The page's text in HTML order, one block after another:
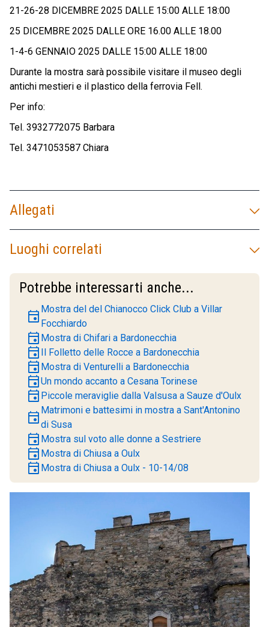
21-26-28 DICEMBRE 2025 DALLE 15:00 ALLE 18:00
25 DICEMBRE 2025 DALLE ORE 16.00 ALLE 18.00
1-4-6 GENNAIO 2025 DALLE 15:00 ALLE 18:00
Durante la mostra sarà possibile visitare il museo degli
antichi mestieri e il plastico della ferrovia Fell.
Per info:
Tel. 3932772075 Barbara
Tel. 3471053587 Chiara
Allegati
Luoghi correlati
Potrebbe interessarti anche...
event Mostra del del Chianocco Click Club a Villar
Focchiardo
event Mostra di Chifari a Bardonecchia
event Il Folletto delle Rocce a Bardonecchia
event Mostra di Venturelli a Bardonecchia
eventUn mondo accanto a Cesana Torinese
event Piccole meraviglie dalla Valsusa a Sauze d'Oulx
event Matrimoni e battesimi in mostra a Sant'Antonino
di Susa
event Mostra sul voto alle donne a Sestriere
event Mostra di Chiusa a Oulx
event Mostra di Chiusa a Oulx - 10-14/08